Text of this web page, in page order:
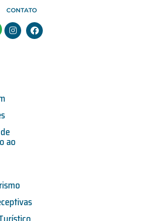
CONTATO
ao